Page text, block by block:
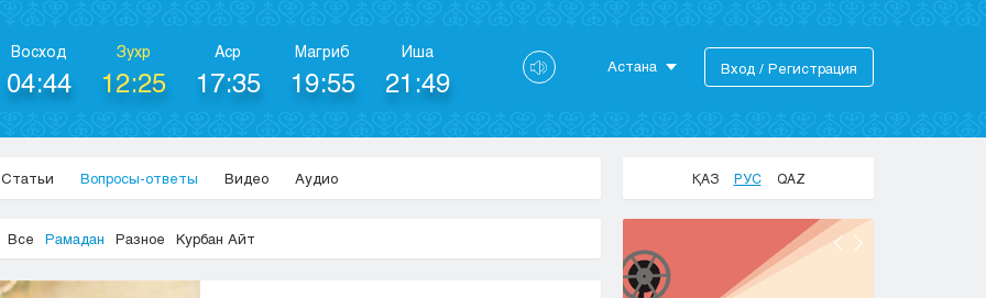
Восход
04:44
Зухр
12:25
Аср
17:35
Магриб
19:55
Иша
21:49 Астана
Актобе
Жезказган
Караганда
Вход / Регистрация
Статьи Вопросы-ответы Видео Аудио ҚАЗ РУС QAZ
Все Рамадан Разное Курбан Айт